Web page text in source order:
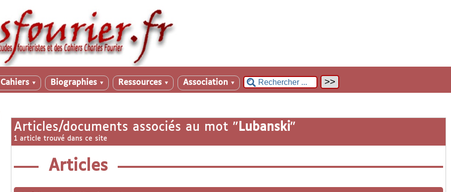
Cahiers ▼ Biographies ▼ Ressources ▼ Association ▼
Articles/documents associés au mot " Lubanski"
1 article trouvé dans ce site
Articles